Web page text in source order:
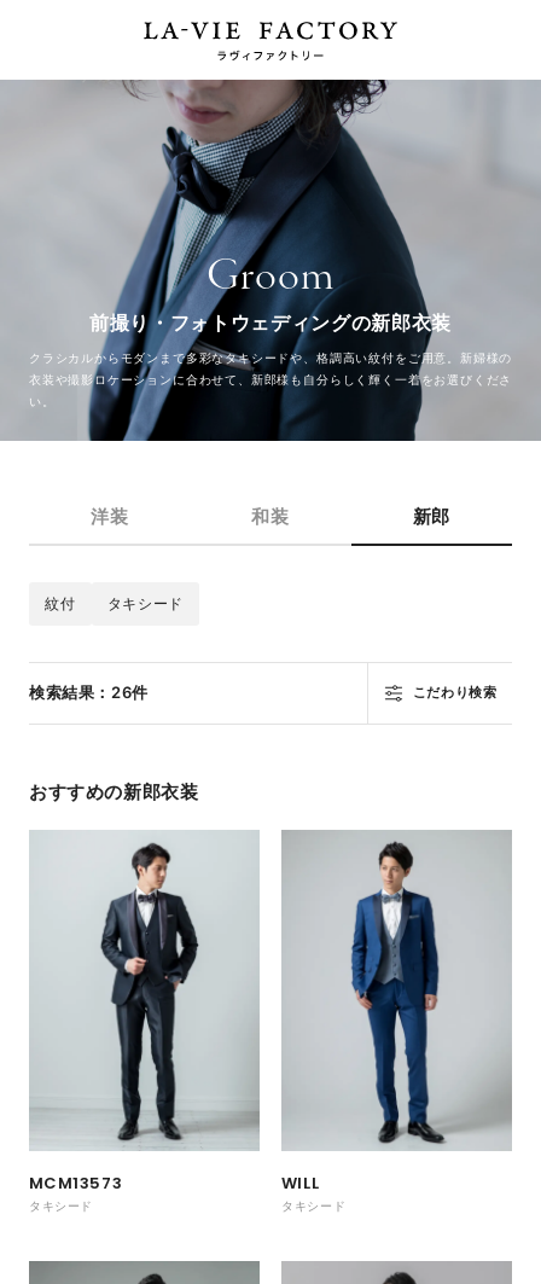
Groom
前撮り・フォトウェディングの新郎衣装
クラシカルからモダンまで多彩なタキシードや、格調高い紋付をご用意。 新婦様の
衣装や撮影ロケーションに合わせて、新郎様も自分らしく輝く一着をお選びくださ
い。
洋装 和装 新郎
紋付 タキシード
検索結果：26件 こだわり検索
おすすめの新郎衣装
MCM13573
タキシード
WILL
タキシード